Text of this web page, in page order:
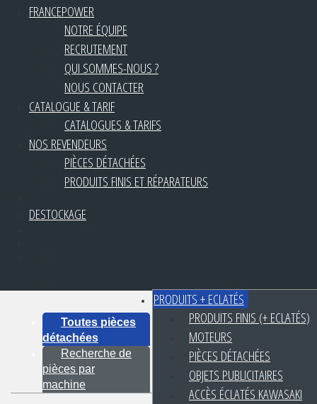
FRANCEPOWER
NOTRE ÉQUIPE
RECRUTEMENT
QUI SOMMES-NOUS ?
NOUS CONTACTER
CATALOGUE & TARIF
CATALOGUES & TARIFS
NOS REVENDEURS
PIÈCES DÉTACHÉES
PRODUITS FINIS ET RÉPARATEURS
DESTOCKAGE
PRODUITS + ECLATÉS
PRODUITS FINIS (+ ECLATÉS)
MOTEURS
PIÈCES DÉTACHÉES
OBJETS PUBLICITAIRES
ACCÈS ÉCLATÉS KAWASAKI
Toutes pièces
détachées
Recherche de
pièces par
machine